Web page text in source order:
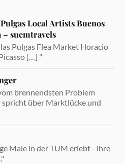
Local Artists Buenos
suemtravels
Pulgas Flea Market Horacio
[…] "
brennendsten Problem
spricht über Marktlücke und
Male in der TUM erlebt - ihre